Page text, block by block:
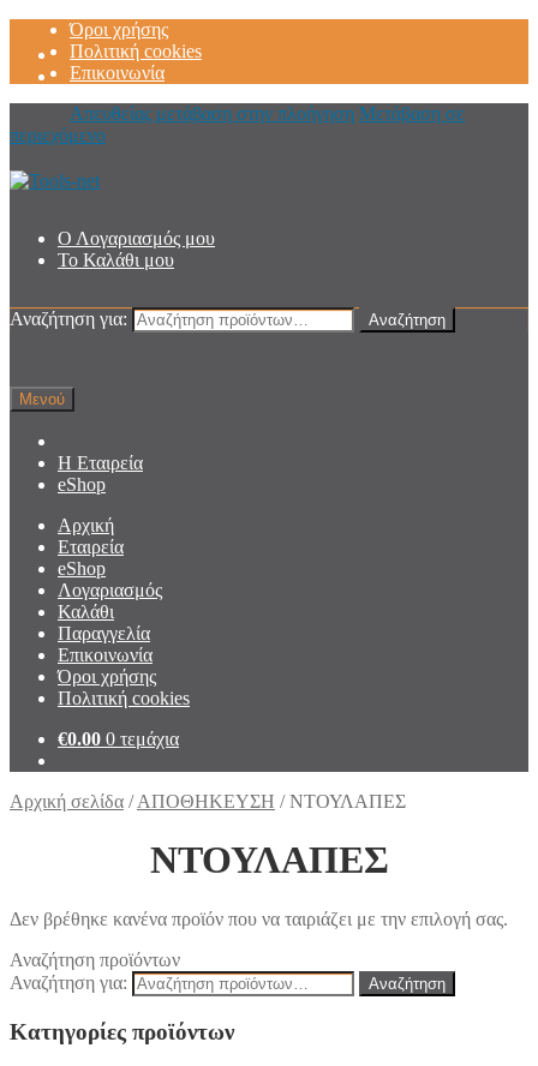
Όροι χρήσης
Πολιτική cookies
Επικοινωνία
Απευθείας μετάβαση στην πλοήγηση Μετάβαση σε
περιεχόμενο
Ο Λογαριασμός μου
Το Καλάθι μου
Αναζήτηση για: Αναζήτηση
Μενού
Η Εταιρεία
eShop
Αρχική
Εταιρεία
eShop
Λογαριασμός
Καλάθι
Παραγγελία
Επικοινωνία
Όροι χρήσης
Πολιτική cookies
€0.00 0 τεμάχια
Αρχική σελίδα /ΑΠΟΘΗΚΕΥΣΗ /ΝΤΟΥΛΑΠΕΣ
ΝΤΟΥΛΑΠΕΣ
Δεν βρέθηκε κανένα προϊόν που να ταιριάζει με την επιλογή σας.
Αναζήτηση προϊόντων
Αναζήτηση για:
Αναζήτηση
Κατηγορίες προϊόντων